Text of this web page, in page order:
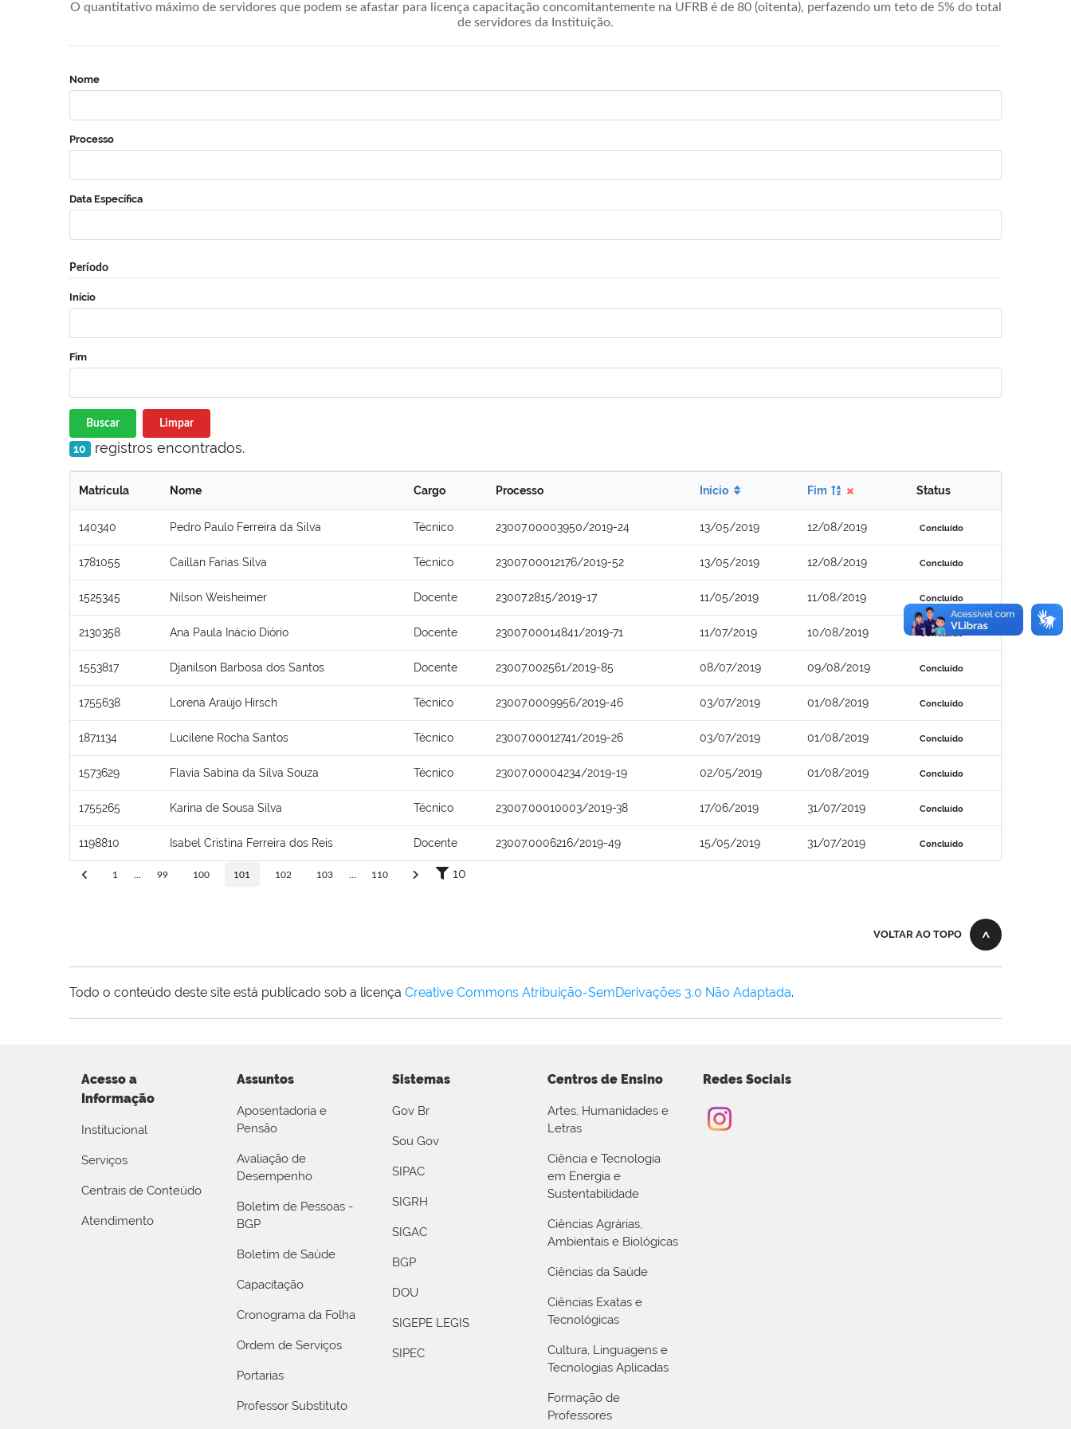
O quantitativo máximo de servidores que podem se afastar para licença capacitação concomitantemente na UFRB é de 80 (oitenta), perfazendo um teto de 5% do total
de servidores da Instituição.
Nome
Processo
Data Específica
Período
Início
Fim
Buscar Limpar
10 registros encontrados.
Matrícula Nome Cargo Processo Início Fim Status
140340 Pedro Paulo Ferreira da Silva Técnico 23007.00003950/2019-24 13/05/2019 12/08/2019 Concluído
1781055 Caillan Farias Silva Técnico 23007.00012176/2019-52 13/05/2019 12/08/2019 Concluído
1525345 Nilson Weisheimer Docente 23007.2815/2019-17 11/05/2019 11/08/2019 Concluído
2130358 Ana Paula Inácio Diório Docente 23007.00014841/2019-71 11/07/2019 10/08/2019 Concluído
1553817 Djanilson Barbosa dos Santos Docente 23007.002561/2019-85 08/07/2019 09/08/2019 Concluído
1755638 Lorena Araújo Hirsch Técnico 23007.0009956/2019-46 03/07/2019 01/08/2019 Concluído
1871134 Lucilene Rocha Santos Técnico 23007.00012741/2019-26 03/07/2019 01/08/2019 Concluído
1573629 Flavia Sabina da Silva Souza Técnico 23007.00004234/2019-19 02/05/2019 01/08/2019 Concluído
1755265 Karina de Sousa Silva Técnico 23007.00010003/2019-38 17/06/2019 31/07/2019 Concluído
1198810 Isabel Cristina Ferreira dos Reis Docente 23007.0006216/2019-49 15/05/2019 31/07/2019 Concluído
1 99 100 101 102 103 110 10
VOLTAR AO TOPO
Todo o conteúdo deste site está publicado sob a licença Creative Commons Atribuição-SemDerivações 3.0 Não Adaptada.
Acesso a
Informação
Institucional
Serviços
Centrais de Conteúdo
Atendimento
Assuntos
Aposentadoria e
Pensão
Avaliação de
Desempenho
Boletim de Pessoas -
BGP
Boletim de Saúde
Capacitação
Cronograma da Folha
Ordem de Serviços
Portarias
Professor Substituto
Sistemas
Gov Br
Sou Gov
SIPAC
SIGRH
SIGAC
BGP
DOU
SIGEPE LEGIS
SIPEC
Centros de Ensino
Artes, Humanidades e
Letras
Ciência e Tecnologia
em Energia e
Sustentabilidade
Ciências Agrárias,
Ambientais e Biológicas
Ciências da Saúde
Ciências Exatas e
Tecnológicas
Cultura, Linguagens e
Tecnologias Aplicadas
Formação de
Professores
Redes Sociais